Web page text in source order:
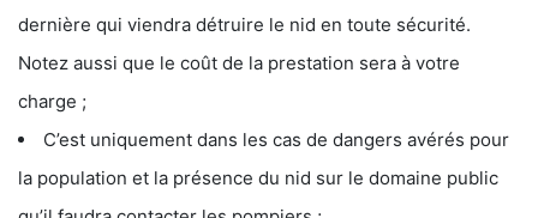
dernière qui viendra détruire le nid en toute sécurité.
Notez aussi que le coût de la prestation sera à votre
charge ;
C’est uniquement dans les cas de dangers avérés pour
la population et la présence du nid sur le domaine public